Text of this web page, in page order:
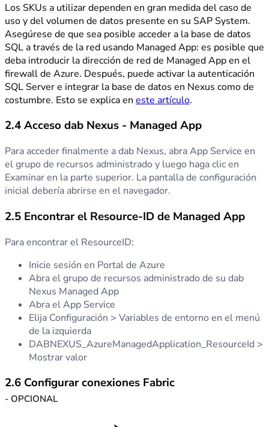
Los SKUs a utilizar dependen en gran medida del caso de
uso y del volumen de datos presente en su SAP System.
Asegúrese de que sea posible acceder a la base de datos
SQL a través de la red usando Managed App: es posible que
deba introducir la dirección de red de Managed App en el
firewall de Azure. Después, puede activar la autenticación
SQL Server e integrar la base de datos en Nexus como de
costumbre. Esto se explica en este artículo.
2.4 Acceso dab Nexus - Managed App
Para acceder finalmente a dab Nexus, abra App Service en
el grupo de recursos administrado y luego haga clic en
Examinar en la parte superior. La pantalla de configuración
inicial debería abrirse en el navegador.
2.5 Encontrar el Resource-ID de Managed App
Para encontrar el ResourceID:
Inicie sesión en Portal de Azure
Abra el grupo de recursos administrado de su dab
Nexus Managed App
Abra el App Service
Elija Configuración > Variables de entorno en el menú
de la izquierda
DABNEXUS_AzureManagedApplication_ResourceId >
Mostrar valor
2.6 Configurar conexiones Fabric
- OPCIONAL